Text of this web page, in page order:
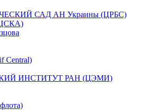
САД АН Украины (ЦРБС)
ИНСТИТУТ РАН (ЦЭМИ)